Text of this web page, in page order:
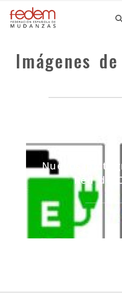
Imágenes de
Nuevos
Red de